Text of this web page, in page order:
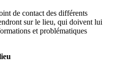
de contact des différents
sur le lieu, qui doivent lui
et problématiques